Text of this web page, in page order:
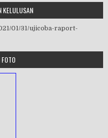
KELULUSAN
01/31/ujicoba-raport-